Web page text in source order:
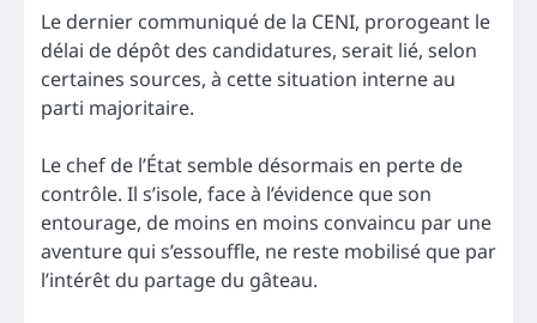
Le dernier communiqué de la CENI, prorogeant le
délai de dépôt des candidatures, serait lié, selon
certaines sources, à cette situation interne au
parti majoritaire.
Le chef de l’État semble désormais en perte de
contrôle. Il s’isole, face à l’évidence que son
entourage, de moins en moins convaincu par une
aventure qui s’essouffle, ne reste mobilisé que par
l’intérêt du partage du gâteau.